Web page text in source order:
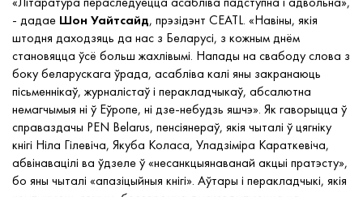
- дадае Шон Уайтсайд, прэзідэнт CEATL. «Навіны, якія
штодня даходзяць да нас з Беларусі, з кожным днём
становяцца ўсё больш жахлівымі. Напады на свабоду слова з
боку беларускага ўрада, асабліва калі яны закранаюць
пісьменнікаў, журналістаў і перакладчыкаў, абсалютна
немагчымыя ні ў Еўропе, ні дзе-небудзь яшчэ». Як гаворыцца ў
справаздачы PEN Belarus, пенсіянераў, якія чыталі ў цягніку
кнігі Ніла Гілевіча, Якуба Коласа, Уладзіміра Караткевіча,
абвінавацілі ва ўдзеле ў «несанкцыянаванай акцыі пратэсту»,
бо яны чыталі «апазіцыйныя кнігі». Аўтары і перакладчыкі, якія